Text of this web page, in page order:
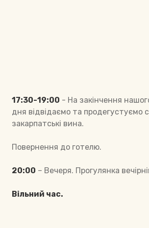
17:30-19:00 - На закінчення
дня відвідаємо та продегустуємо
закарпатські вина.
Повернення до готелю.
20:00 – Вечеря. Прогулянка
Вільний час.